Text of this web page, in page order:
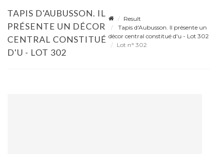
TAPIS D'AUBUSSON. IL
PRÉSENTE UN DÉCOR
CENTRAL CONSTITUÉ
D'U - LOT 302
Result
Tapis d'Aubusson. Il présente un
décor central constitué d'u - Lot 302
Lot n° 302